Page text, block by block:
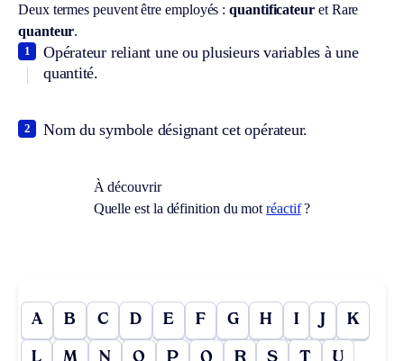
Deux termes peuvent être employés :quantificateur et Rare
quanteur.
Opérateur reliant une ou plusieurs variables à une
quantité.
1
Nom du symbole désignant cet opérateur.
2
À découvrir
Quelle est la définition du motréactif?
A B C D E F G H I J K